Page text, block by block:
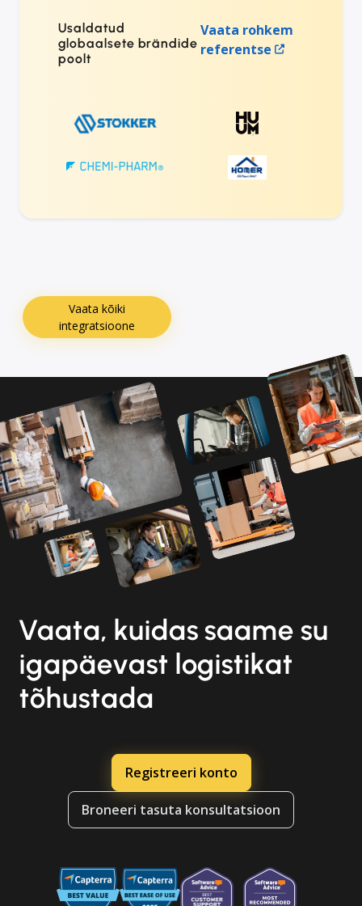
Usaldatud
globaalsete brändide
poolt
Vaata rohkem
referentse
Vaata kõiki
integratsioone
Vaata, kuidas saame su
igapäevast logistikat
tõhustada
Registreeri konto
Broneeri tasuta konsultatsioon